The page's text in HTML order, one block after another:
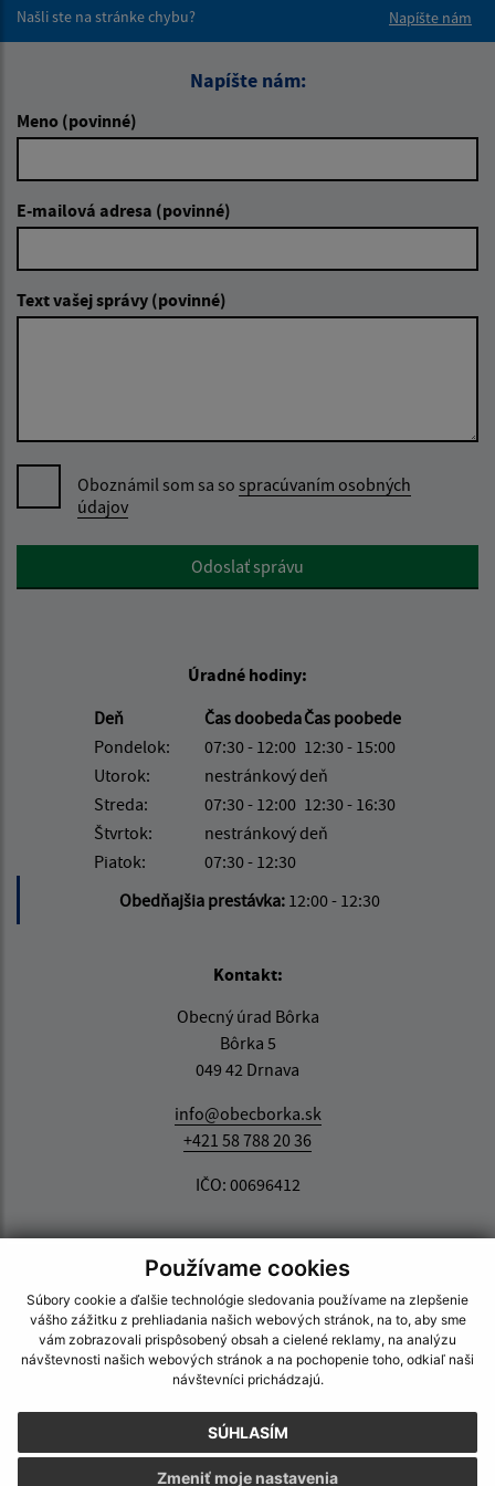
Používame cookies
Súbory cookie a ďalšie technológie sledovania používame na zlepšenie
vášho zážitku z prehliadania našich webových stránok, na to, aby sme
vám zobrazovali prispôsobený obsah a cielené reklamy, na analýzu
návštevnosti našich webových stránok a na pochopenie toho, odkiaľ naši
návštevníci prichádzajú.
SÚHLASÍM
Zmeniť moje nastavenia
Našli ste na stránke chybu?
Napíšte nám
Napíšte nám:
Meno (povinné)
E-mailová adresa (povinné)
Text vašej správy (povinné)
Oboznámil som sa so spracúvaním osobných
údajov
Google reCaptcha ResponseOdoslať správu
Úradné hodiny:
Deň
Čas doobedaČas poobede
Pondelok:
07:30 - 12:00 12:30 - 15:00
Utorok:
nestránkový deň
Streda:
07:30 - 12:00 12:30 - 16:30
Štvrtok:
nestránkový deň
Piatok:
07:30 - 12:30
Obedňajšia prestávka: 12:00 - 12:30
Kontakt:
Obecný úrad Bôrka
Bôrka 5
049 42 Drnava
info@obecborka.sk
+421 58 788 20 36
IČO: 00696412